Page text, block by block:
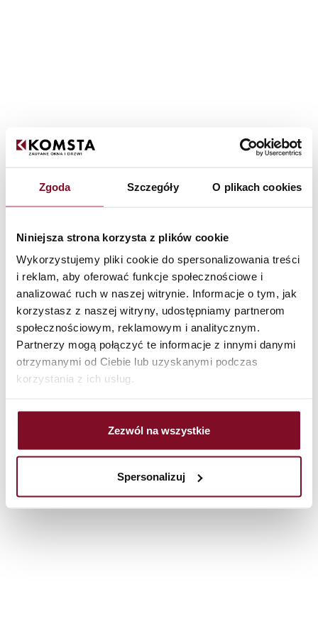
Zgoda Szczegóły O plikach cookies
Niniejsza strona korzysta z plików cookie
Wykorzystujemy pliki cookie do spersonalizowania treści
i reklam, aby oferować funkcje społecznościowe i
analizować ruch w naszej witrynie. Informacje o tym, jak
korzystasz z naszej witryny, udostępniamy partnerom
społecznościowym, reklamowym i analitycznym.
Partnerzy mogą połączyć te informacje z innymi danymi
otrzymanymi od Ciebie lub uzyskanymi podczas
korzystania z ich usług.
Zezwól na wszystkie
Spersonalizuj